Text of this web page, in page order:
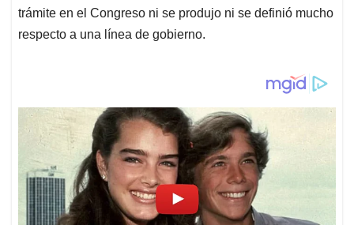
trámite en el Congreso ni se produjo ni se definió mucho
respecto a una línea de gobierno.